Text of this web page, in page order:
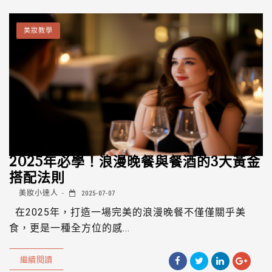
美妝教學
2025年必學！浪漫晚餐與餐酒的3大黃金
搭配法則
美妝小達人 2025-07-07
在2025年，打造一場完美的浪漫晚餐不僅僅關乎美
食，更是一種全方位的感...
繼續閱讀